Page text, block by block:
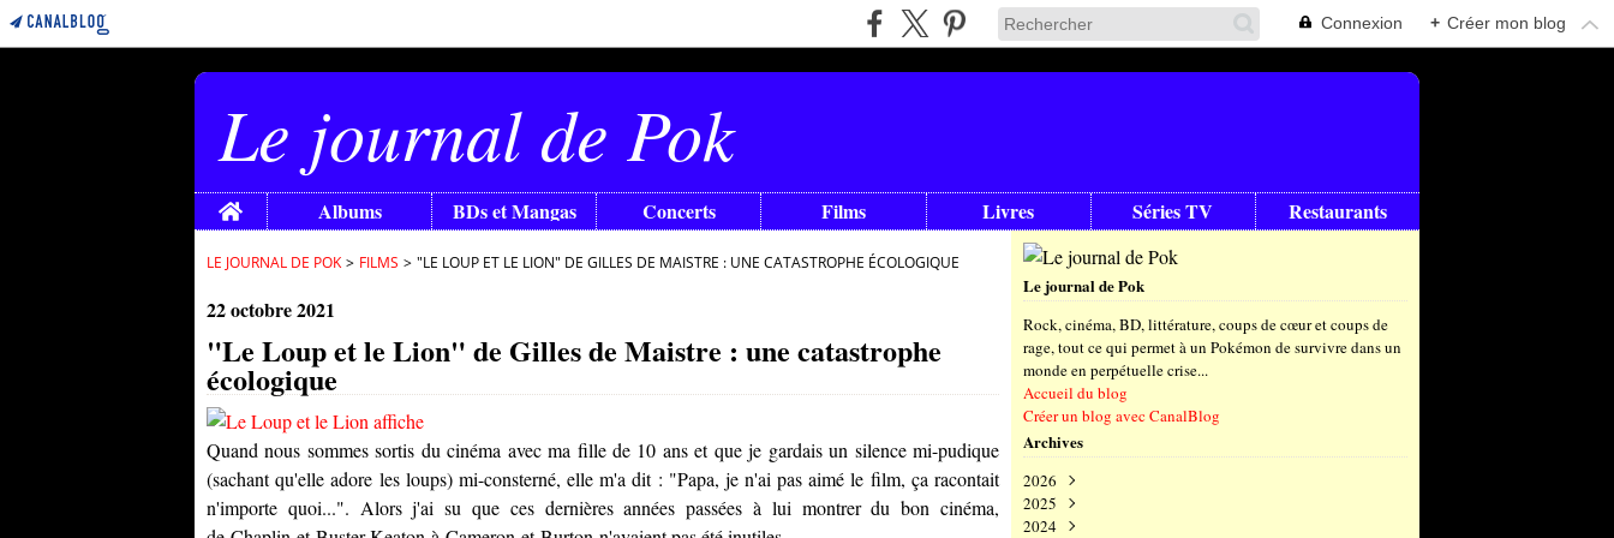
Connexion + Créer mon blog
Le journal de Pok
Home Albums BDs et Mangas Concerts Films Livres Séries TV Restaurants
LE JOURNAL DE POK > FILMS > "LE LOUP ET LE LION" DE GILLES DE MAISTRE : UNE CATASTROPHE ÉCOLOGIQUE
22 octobre 2021
"Le Loup et le Lion" de Gilles de Maistre : une catastrophe
écologique
Quand nous sommes sortis du cinéma avec ma fille de 10 ans et que je gardais un silence mi-pudique
(sachant qu'elle adore les loups) mi-consterné, elle m'a dit : "Papa, je n'ai pas aimé le film, ça racontait
n'importe quoi...". Alors j'ai su que ces dernières années passées à lui montrer du bon cinéma,
Le journal de Pok
Rock, cinéma, BD, littérature, coups de cœur et coups de
rage, tout ce qui permet à un Pokémon de survivre dans un
monde en perpétuelle crise...
Accueil du blog
Créer un blog avec CanalBlog
Archives
2026
Août
Juillet
2025
Décembre
2024